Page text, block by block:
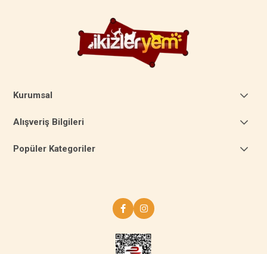
Kurumsal
Alışveriş Bilgileri
Popüler Kategoriler